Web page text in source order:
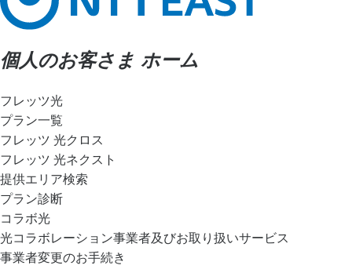
個人のお客さま ホーム
フレッツ光
プラン一覧
フレッツ 光クロス
フレッツ 光ネクスト
提供エリア検索
プラン診断
コラボ光
光コラボレーション事業者及びお取り扱いサービス
事業者変更のお手続き